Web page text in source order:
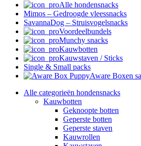
Alle hondensnacks
Mimos – Gedroogde vleessnacks
SavannaDog – Struisvogelsnacks
Voordeelbundels
Munchy snacks
Kauwbotten
Kauwstaven / Sticks
Single & Small packs
Aware Boxen
Alle categorieën hondensnacks
Kauwbotten
Geknoopte botten
Geperste botten
Geperste staven
Kauwrollen